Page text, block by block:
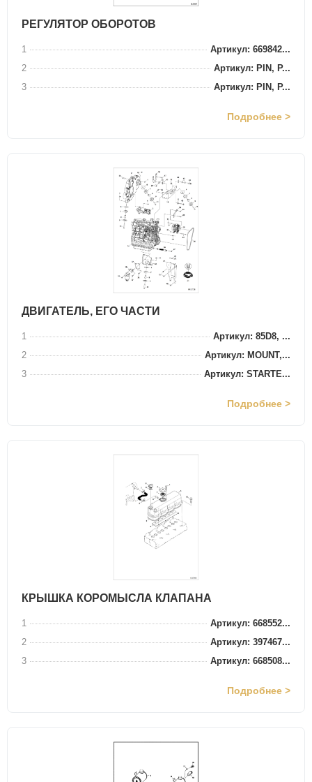
РЕГУЛЯТОР ОБОРОТОВ
1
Артикул: 669842...
2
Артикул: PIN, P...
3
Артикул: PIN, P...
Подробнее >
ДВИГАТЕЛЬ, ЕГО ЧАСТИ
1
Артикул: 85D8, ...
2
Артикул: MOUNT,...
3
Артикул: STARTE...
Подробнее >
КРЫШКА КОРОМЫСЛА КЛАПАНА
1
Артикул: 668552...
2
Артикул: 397467...
3
Артикул: 668508...
Подробнее >